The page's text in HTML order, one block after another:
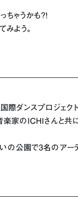
ちゃうかも？！
みよう。
ダンスプロジェク
家のICHIさんと共
公園で3名のアーテ